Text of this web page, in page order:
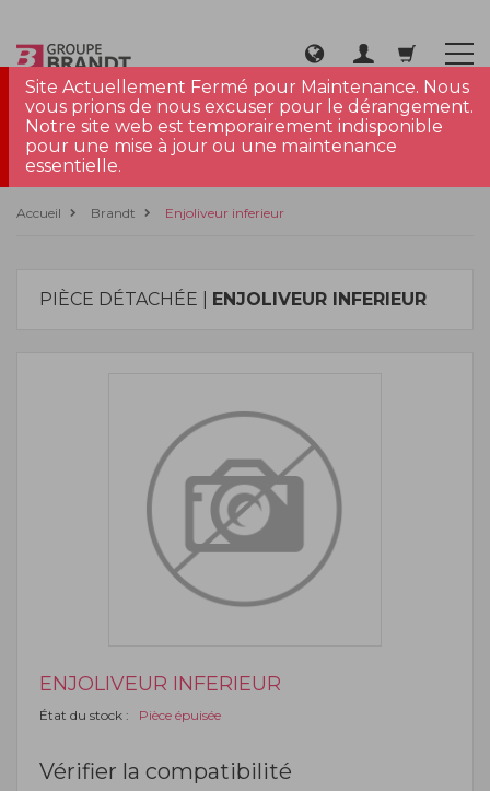
Site Actuellement Fermé pour Maintenance. Nous
vous prions de nous excuser pour le dérangement.
Notre site web est temporairement indisponible
pour une mise à jour ou une maintenance
essentielle.
Accueil Brandt Enjoliveur inferieur
PIÈCE DÉTACHÉE | ENJOLIVEUR INFERIEUR
ENJOLIVEUR INFERIEUR
État du stock : Pièce épuisée
Vérifier la compatibilité